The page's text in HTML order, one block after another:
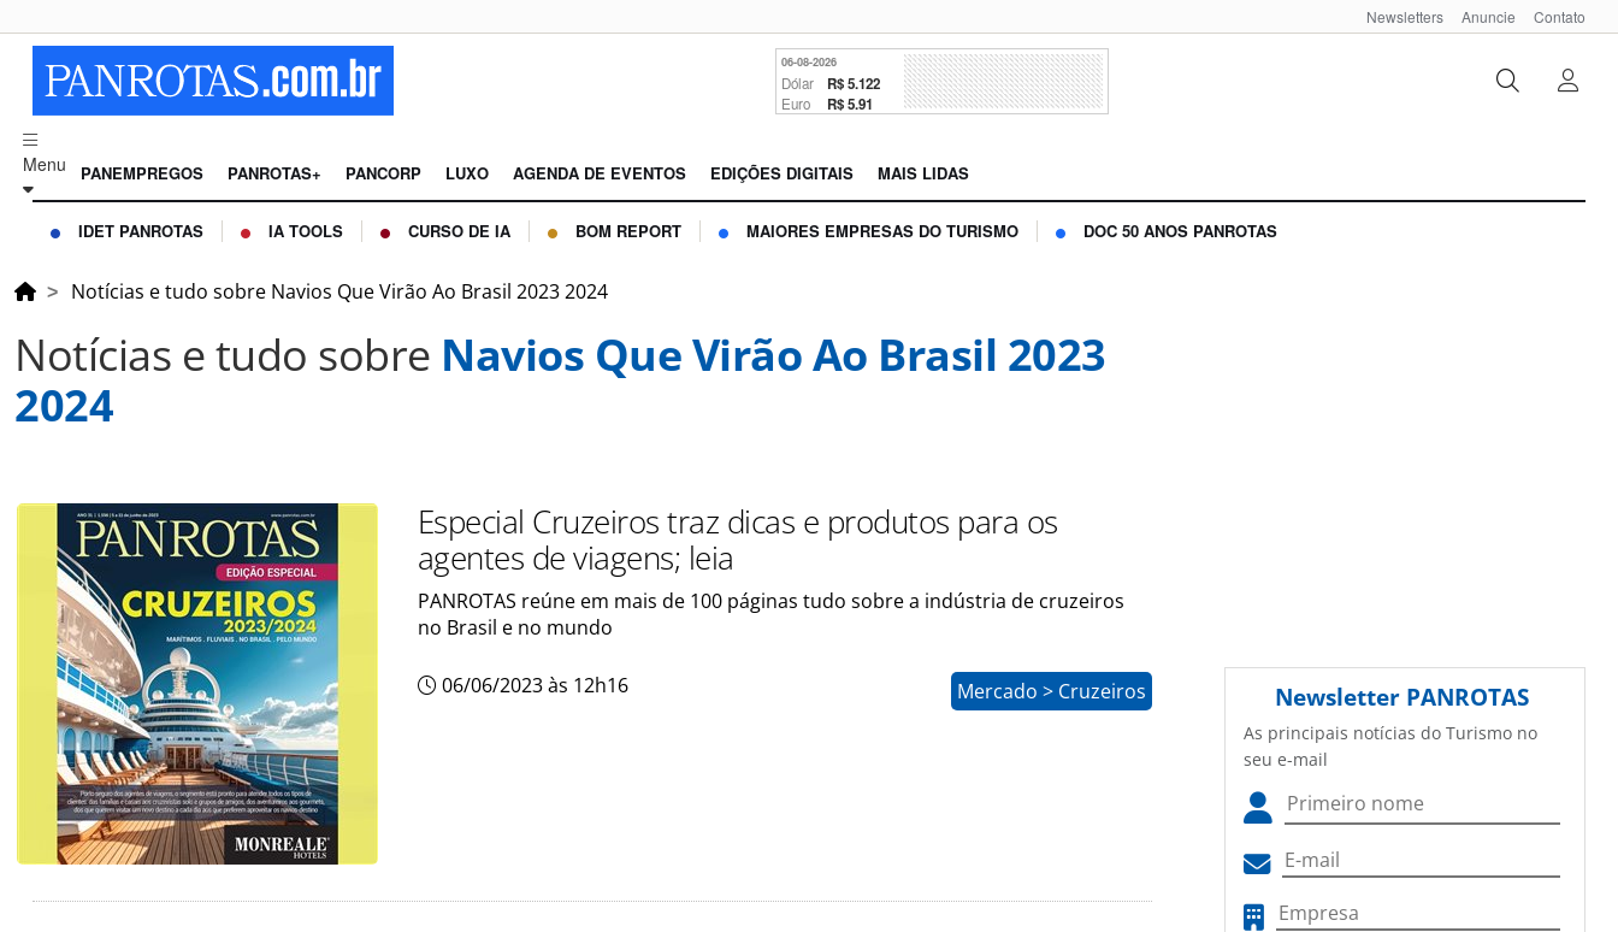
Newsletters Anuncie Contato
06-08-2026
Dólar R$ 5.122
Euro R$ 5.91
Menu PANEMPREGOS PANROTAS+ PANCORP LUXO AGENDA DE EVENTOS EDIÇÕES DIGITAIS MAIS LIDAS
IDET PANROTAS IA TOOLS CURSO DE IA BOM REPORT MAIORES EMPRESAS DO TURISMO DOC 50 ANOS PANROTAS
Notícias e tudo sobre Navios Que Virão Ao Brasil 2023 2024
Notícias e tudo sobre Navios Que Virão Ao Brasil 2023
2024
Especial Cruzeiros traz dicas e produtos para os
agentes de viagens; leia
PANROTAS reúne em mais de 100 páginas tudo sobre a indústria de cruzeiros
no Brasil e no mundo
06/06/2023 às 12h16 Mercado > Cruzeiros Newsletter PANROTAS
As principais notícias do Turismo no
seu e-mail